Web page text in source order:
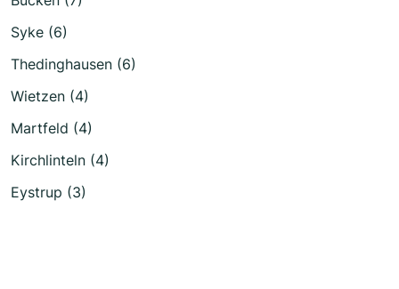
Syke (6)
Thedinghausen (6)
Wietzen (4)
Martfeld (4)
Kirchlinteln (4)
Eystrup (3)